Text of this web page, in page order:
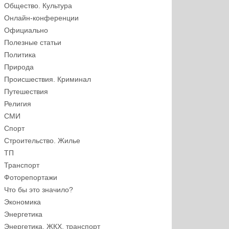
Общество. Культура
Онлайн-конференции
Официально
Полезные статьи
Политика
Природа
Происшествия. Криминал
Путешествия
Религия
СМИ
Спорт
Строительство. Жилье
ТП
Транспорт
Фоторепортажи
Что бы это значило?
Экономика
Энергетика
Энергетика, ЖКХ, транспорт